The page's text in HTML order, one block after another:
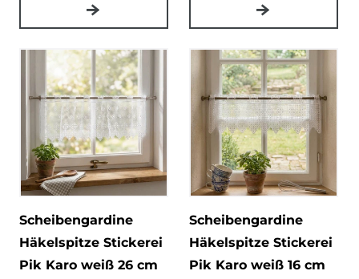
Scheibengardine
Häkelspitze Stickerei
Pik Karo weiß 26 cm
Scheibengardine
Häkelspitze Stickerei
Pik Karo weiß 16 cm